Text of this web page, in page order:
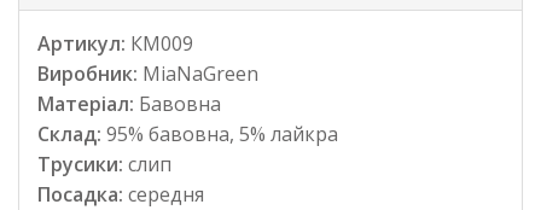
Артикул: КМ009
Виробник: MiaNaGreen
Матеріал: Бавовна
Склад: 95% бавовна, 5% лайкра
Трусики: слип
Посадка: середня